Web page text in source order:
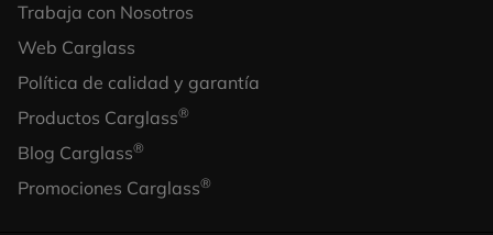
Footer
Column
Trabaja con Nosotros
Web Carglass
Política de calidad y garantía
Productos Carglass®
Blog Carglass®
Promociones Carglass®